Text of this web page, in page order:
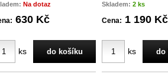
Na dotaz
630 Kč
ks
Skladem: 2 ks
Cena: 1 190 Kč
ks